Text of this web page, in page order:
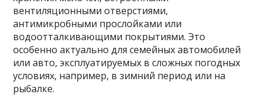
вентиляционными отверстиями,
антимикробными прослойками или
водоотталкивающими покрытиями. Это
особенно актуально для семейных автомобилей
или авто, эксплуатируемых в сложных погодных
условиях, например, в зимний период или на
рыбалке.